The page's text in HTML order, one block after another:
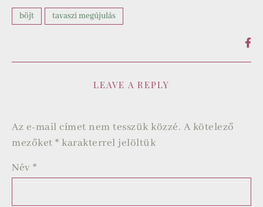
böjt tavaszi megújulás
LEAVE A REPLY
Az e-mail címet nem tesszük közzé. A kötelező
mezőket * karakterrel jelöltük
Név *